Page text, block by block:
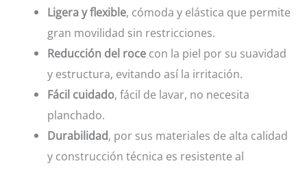
Ligera y flexible, cómoda y elástica que permite
gran movilidad sin restricciones.
Reducción del roce con la piel por su suavidad
y estructura, evitando así la irritación.
Fácil cuidado, fácil de lavar, no necesita
planchado.
Durabilidad, por sus materiales de alta calidad
y construcción técnica es resistente al